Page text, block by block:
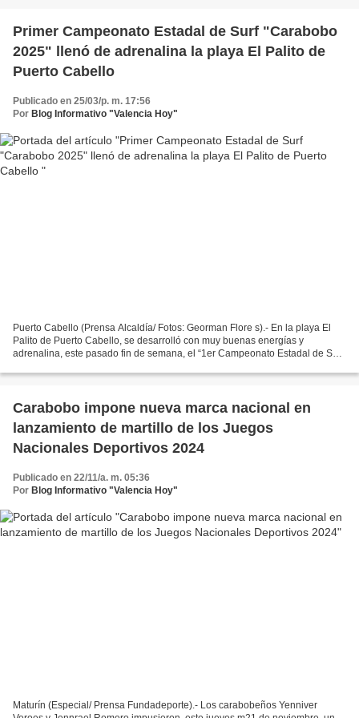
Primer Campeonato Estadal de Surf "Carabobo
2025" llenó de adrenalina la playa El Palito de
Puerto Cabello
Publicado en 25/03/p. m. 17:56
Por Blog Informativo "Valencia Hoy"
Puerto Cabello (Prensa Alcaldía/ Fotos: Georman Flore s).- En la playa El
Palito de Puerto Cabello, se desarrolló con muy buenas energías y
adrenalina, este pasado fin de semana, el “1er Campeonato Estadal de Surf
Carabobo impone nueva marca nacional en
lanzamiento de martillo de los Juegos
Nacionales Deportivos 2024
Publicado en 22/11/a. m. 05:36
Por Blog Informativo "Valencia Hoy"
Maturín (Especial/ Prensa Fundadeporte).- Los carabobeños Yenniver